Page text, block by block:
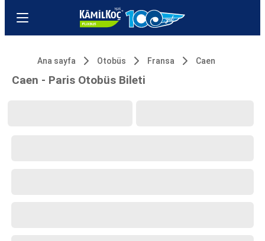
Ana sayfa Otobüs Fransa Caen
Caen - Paris Otobüs Bileti